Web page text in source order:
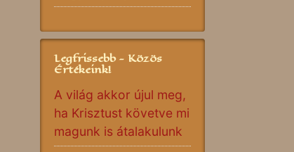
Legfrissebb - Közös
Értékeink!
A világ akkor újul meg,
ha Krisztust követve mi
magunk is átalakulunk